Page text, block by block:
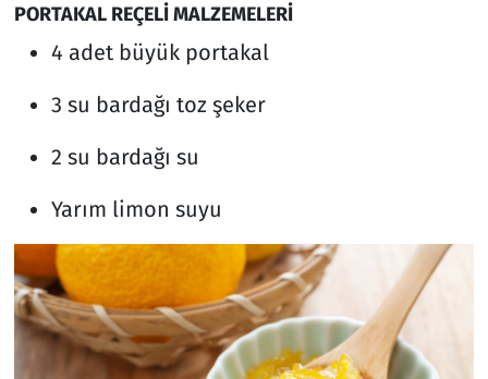
PORTAKAL REÇELİ MALZEMELERİ
4 adet büyük portakal
3 su bardağı toz şeker
2 su bardağı su
Yarım limon suyu